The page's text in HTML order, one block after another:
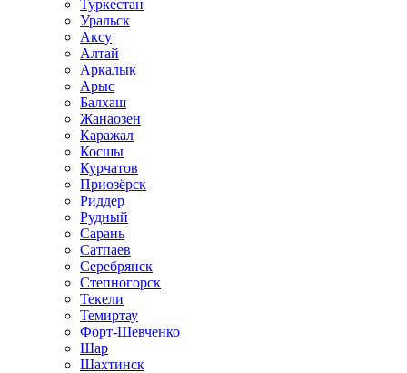
Туркестан
Уральск
Аксу
Алтай
Аркалык
Арыс
Балхаш
Жанаозен
Каражал
Косшы
Курчатов
Приозёрск
Риддер
Рудный
Сарань
Сатпаев
Серебрянск
Степногорск
Текели
Темиртау
Форт-Шевченко
Шар
Шахтинск